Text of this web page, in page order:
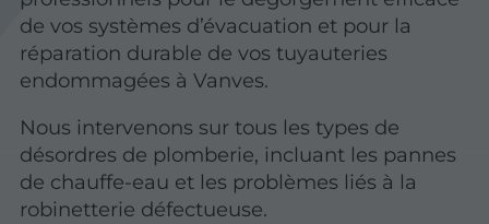
de vos systèmes d’évacuation et pour la
réparation durable de vos tuyauteries
endommagées à Vanves.
Nous intervenons sur tous les types de
désordres de plomberie, incluant les pannes
de chauffe-eau et les problèmes liés à la
robinetterie défectueuse.